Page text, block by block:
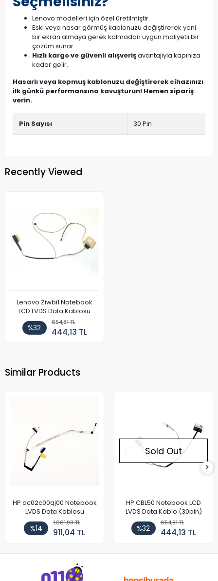
Lenovo modelleri için özel üretilmiştir.
Eski veya hasar görmüş kablonuzu değiştirerek yeni
bir ekran almaya gerek kalmadan uygun maliyetli bir
çözüm sunar.
Hızlı kargo ve güvenli alışverişavantajıyla kapınıza
kadar gelir.
Hasarlı veya kopmuş kablonuzu değiştirerek cihazınızı
ilk günkü performansına kavuşturun! Hemen sipariş
verin.
Pin Sayısı 30 Pin
Recently Viewed
Lenovo Ziwbi1 Notebook
LCD LVDS Data Kablosu
%32
654,81 TL
444,13 TL
Similar Products
HP dc02c00qj00 Notebook
LVDS Data Kablosu
%14
1.061,93 TL
911,04 TL
Sold Out
HP CBL50 Notebook LCD
LVDS Data Kablo (30pin)
%32
654,81 TL
444,13 TL